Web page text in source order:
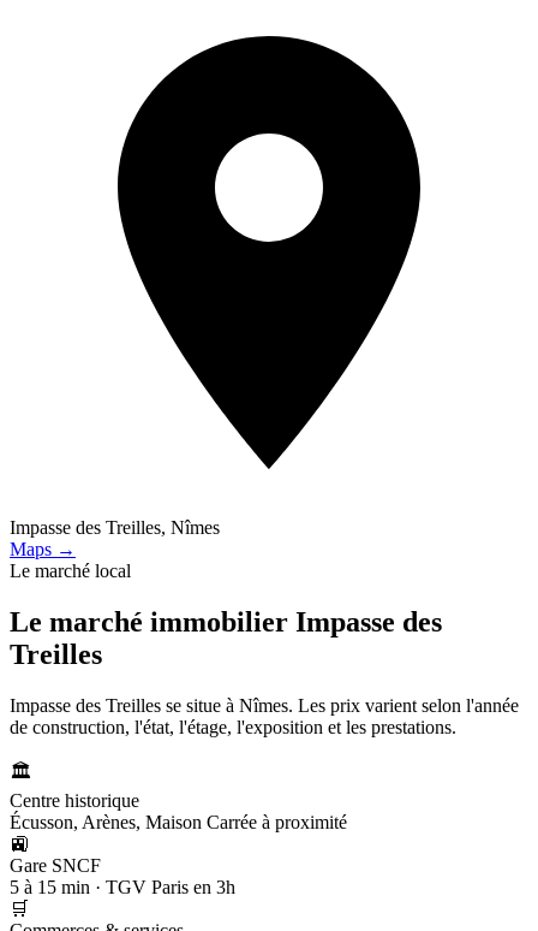
Impasse des Treilles, Nîmes
Maps →
Le marché local
Le marché immobilier Impasse des
Treilles
Impasse des Treilles se situe à Nîmes. Les prix varient selon l'année
de construction, l'état, l'étage, l'exposition et les prestations.
🏛️
Centre historique
Écusson, Arènes, Maison Carrée à proximité
🚉
Gare SNCF
5 à 15 min · TGV Paris en 3h
🛒